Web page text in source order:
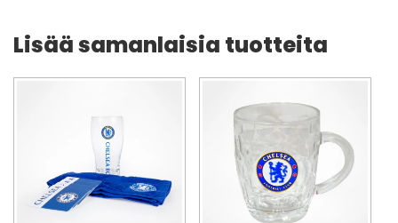
Lisää samanlaisia tuotteita